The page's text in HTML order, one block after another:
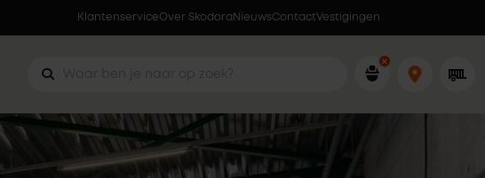
Lokaal geproduceerd in eigen fabriek
KlantenserviceOver Skodora NieuwsContactVestigingen